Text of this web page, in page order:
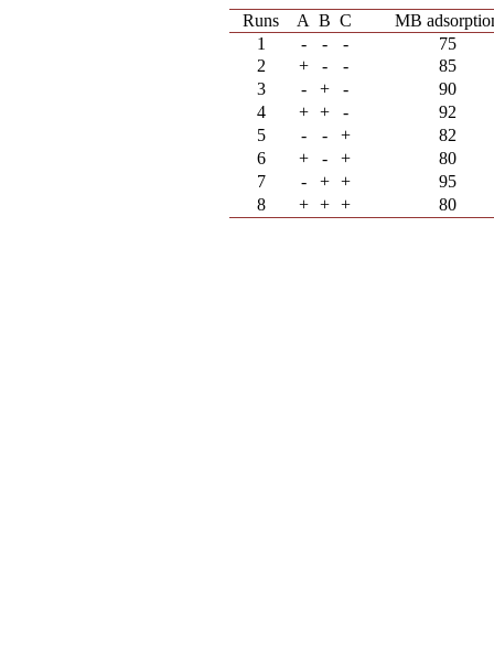
Runs A B C
MB
1
- - -
75
2
+ - -
85
3
- + -
90
4
+ + -
92
5
- - +
82
6
+ - +
80
7
- + +
95
8
+ + + 80